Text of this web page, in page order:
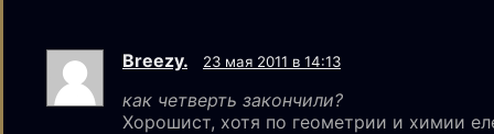
Breezy. 23 мая 2011 в 14:13
как четверть закончили?
Хорошист, хотя по геометрии и химии